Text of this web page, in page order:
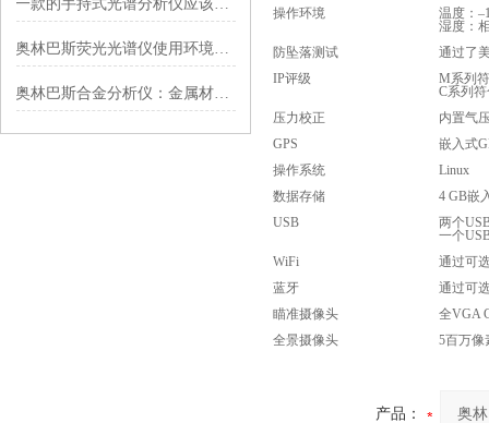
一款的手持式光谱分析仪应该具备哪些特性呢?
奥林巴斯荧光光谱仪使用环境要满足那些要求？
奥林巴斯合金分析仪：金属材料成分的“精准解码者”
操作环境
温度：
湿度：
防坠落测试
通过了
IP评级
M系列
C系列
压力校正
内置气
GPS
嵌入式
操作系统
Linux
数据存储
4 GB嵌
USB
两个
一个
WiFi
通过可
蓝牙
通过可
瞄准摄像头
全VGA
全景摄像头
5百万像
产品：